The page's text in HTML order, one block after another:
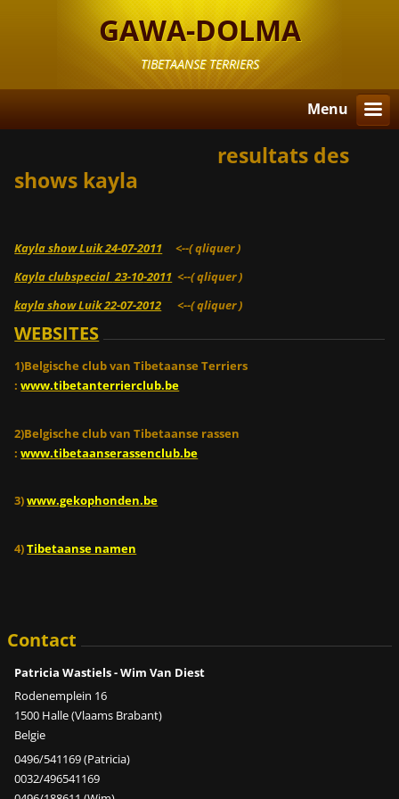
GAWA-DOLMA
TIBETAANSE TERRIERS
Menu
resultats des
shows kayla
Kayla show Luik 24-07-2011 <--( qliquer )
Kayla clubspecial 23-10-2011 <--( qliquer )
kayla show Luik 22-07-2012 <--( qliquer )
WEBSITES
1)Belgische club van Tibetaanse Terriers
:www.tibetanterrierclub.be
2)Belgische club van Tibetaanse rassen
: www.tibetaanserassenclub.be
3)www.gekophonden.be
4)Tibetaanse namen
Contact
Patricia Wastiels - Wim Van Diest
Rodenemplein 16
1500 Halle (Vlaams Brabant)
Belgie
0496/541169 (Patricia)
0032/496541169